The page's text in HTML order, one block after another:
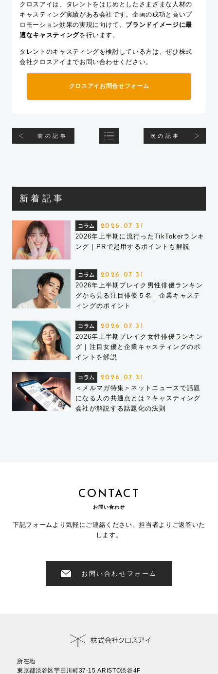
クロスアイは、タレントをはじめとしたさまざまな人材の
キャスティング実績がある会社です。企画の成功と高いプ
ロモーション効果の実現に向けて、 ブランドイメージに最
適なキャスティングを行います。
タレントのキャスティングを検討している方は、ぜひ株式
会社クロスアイまでお問い合わせください。
クロスアイお問合せフォーム
前の記事 次の記事
新着記事
コラム 2026.07.31
2026年上半期に流行ったTikTokerランキ
ング｜PRで起用するポイントも解説
コラム 2026.07.31
2026年上半期ブレイク男性俳優ランキン
グから見る注目俳優５名｜企業キャステ
ィングのポイント
コラム 2026.07.31
2026年上半期ブレイク女性俳優ランキン
グ｜注目女優と企業キャスティングのポ
イントを解説
コラム 2026.07.31
＜メルマガ特集＞ネットニュースで話題
になる人の共通点とは？キャスティング
会社が解説する話題化の法則
CONTACT
お問い合わせ
下記フォームより気軽にご連絡ください。担当者よりご返答いた
します。
お問い合わせフォーム
所在地
東京都渋谷区宇田川町37-15 ARISTO渋谷4F